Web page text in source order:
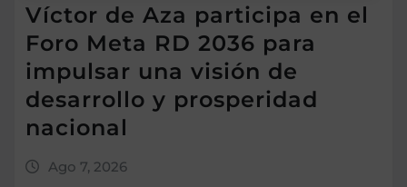
Víctor de Aza participa en el
Foro Meta RD 2036 para
impulsar una visión de
desarrollo y prosperidad
nacional
Ago 7, 2026